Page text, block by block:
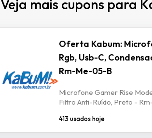
Veja mais cupons para
Oferta Kabum:
Rgb, Usb-C,
Rm-Me-05-B
Microfone Gamer Rise
Filtro Anti-Ruído, Preto -
413 usados hoje